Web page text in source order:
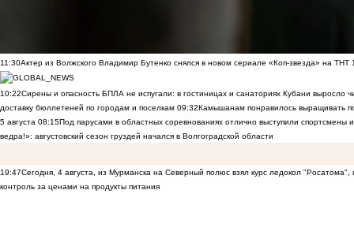
11:30Актер из Волжского Владимир Бутенко снялся в новом сериале «Коп-звезда» на ТНТ
10:22Сирены и опасность БПЛА не испугали: в гостиницах и санаториях Кубани выросло
доставку бюллетеней по городам и поселкам 09:32Камышанам понравилось выращивать
5 августа 08:15Под парусами в областных соревнованиях отлично выступили спортсмены
ведра!»: августовский сезон груздей начался в Волгоградской области
19:47Сегодня, 4 августа, из Мурманска на Северный полюс взял курс ледокол
контроль за ценами на продукты питания